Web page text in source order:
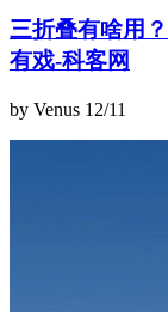
三折叠有啥用
有戏-科客网
by Venus 12/11